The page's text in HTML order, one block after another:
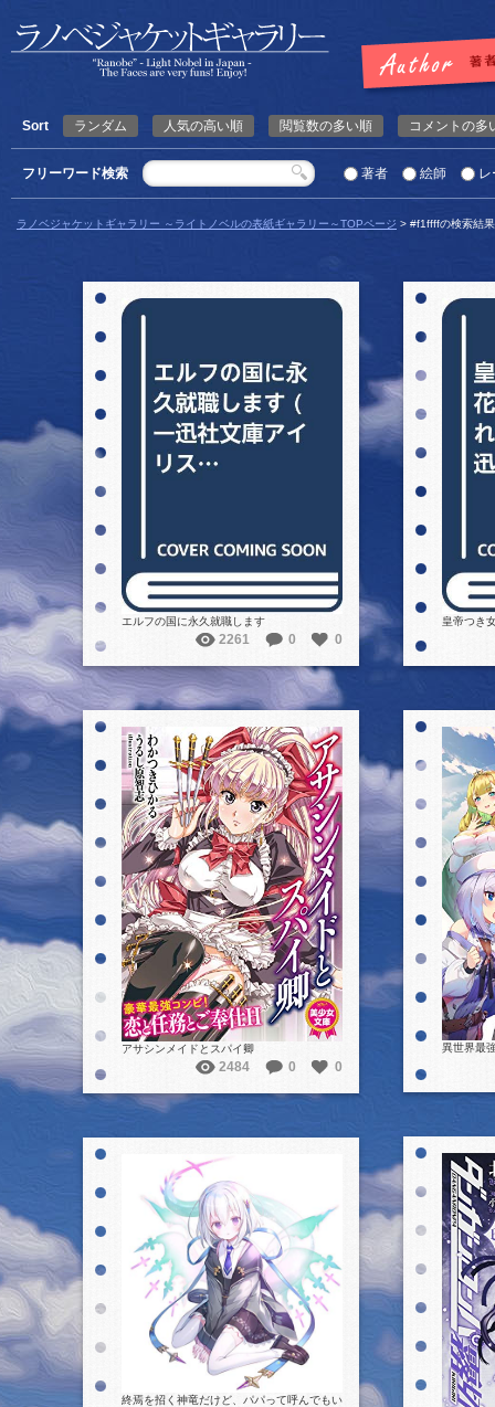
Sort ランダム 人気の高い順 閲覧数の多い順 コメントの多
フリーワード検索 著者 絵師 レ
ラノベジャケットギャラリー ～ライトノベルの表紙ギャラリー～TOPページ > #f1ffffの検索結果
詳細を見る
エルフの国に永久就職します
2261 0 0
皇帝つき
詳細を見る
アサシンメイドとスパイ卿
2484 0 0
異世界最
詳細を見る
終焉を招く神竜だけど、パパって呼んでもい